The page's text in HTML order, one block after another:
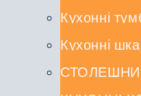
Кухонні
Кухонні